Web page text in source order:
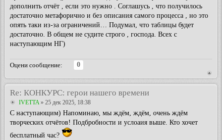
дополнить отчёт , если это нужно . Соглашусь , что получилось
достаточно метафорично и без описания самого процесса , но это
опять таки из-за ограничений… Подумал, что таблицы будет
достаточно. В общем не судите строго , господа. Всех с
наступающим НГ)
Оцени сообщение:
0
Re: КОНКУРС: герои нашего времени
IVETTA» 25 дек 2025, 18:38
С наступающим) Напоминаю, мы ждём, ждём, очень ждём
творческих отчётов! Подбробности и услоаия выше. Кто хочет
бесплатный час?